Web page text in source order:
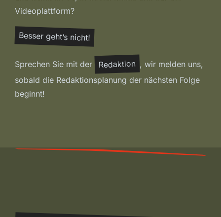
Videoplattform?
Besser geht’s nicht!
Sprechen Sie mit der Redaktion , wir melden uns,
sobald die Redaktionsplanung der nächsten Folge
beginnt!